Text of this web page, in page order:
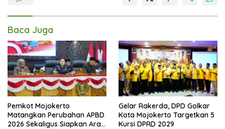
Baca Juga
Pemkot Mojokerto
Matangkan Perubahan APBD
2026 Sekaligus Siapkan Arah
Gelar Rakerda, DPD Golkar
Kota Mojokerto Targetkan 5
Kursi DPRD 2029